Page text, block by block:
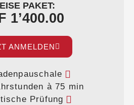
PAKET:
1’400.00
ANMELDEN
à 75 min
Prüfung